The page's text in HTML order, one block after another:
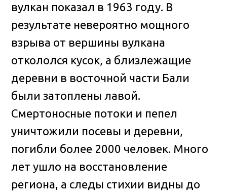
вулкан показал в 1963 году. В
результате невероятно мощного
взрыва от вершины вулкана
откололся кусок, а близлежащие
деревни в восточной части Бали
были затоплены лавой.
Смертоносные потоки и пепел
уничтожили посевы и деревни,
погибли более 2000 человек. Много
лет ушло на восстановление
региона, а следы стихии видны до